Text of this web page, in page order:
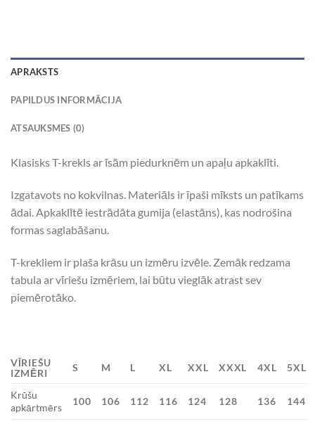
APRAKSTS
PAPILDUS INFORMĀCIJA
ATSAUKSMES (0)
Klasisks T-krekls ar īsām piedurknēm un apaļu apkaklīti.
Izgatavots no kokvilnas. Materiāls ir īpaši mīksts un patīkams
ādai. Apkaklītē iestrādāta gumija (elastāns), kas nodrošina
formas saglabāšanu.
T-krekliem ir plaša krāsu un izmēru izvēle. Zemāk redzama
tabula ar vīriešu izmēriem, lai būtu vieglāk atrast sev
piemērotāko.
VĪRIEŠU
IZMĒRI
S M L XL XXL XXXL 4XL 5XL
Krūšu
apkārtmērs
100 106 112 116 124 128 136 144